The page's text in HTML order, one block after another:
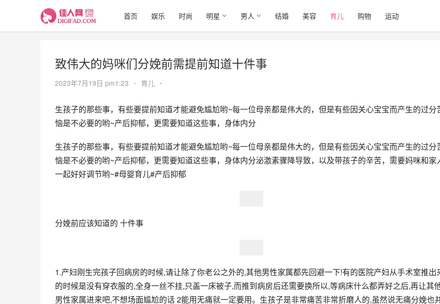
首页 娱乐 时尚 明星 男人 结婚 美容 育儿 购物 运动
致伟大的妈咪们分娩前需提前知道十件事
2023年7月19日 pm1:23 • 育儿 •
生孩子的那些事，有些要提前知道才能避免尴尬哟~每一位母亲都是伟大的，但是有些因关心宝宝而产生的过分
恼是不必要的哟~产后抑郁，更需要知道这些事，身体内分
生孩子的那些事，有些要提前知道才能避免尴尬哟~每一位母亲都是伟大的，但是有些因关心宝宝而产生的过分
恼是不必要的哟~产后抑郁，更需要知道这些事，身体内分泌激素骤降导致，以及带孩子的辛苦，需要妈咪和家
一起好好调节哟~#母婴育儿#产后抑郁
分娩前应该知道的 十件事
1.产妇刚生完孩子回病房的时候,请让除了你老公之外的,其他男性家属都先回避一下!有的医院产妇从手术室推出
的时候是没有穿衣服的,全身一丝不挂,只盖一床被子,而推到病房后还需要换所以,等病床什么都弄好之后,再让其
男性家属进来吧,不想场面尴尬的话 2能用无痛就一定要用。生孩子是非常痛苦非常折磨人的,虽然说无痛分娩也